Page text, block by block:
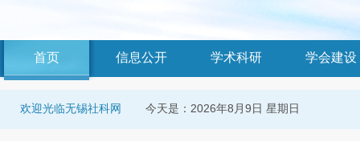
首页 信息公开 学术科研 学会建设
欢迎光临无锡社科网 今天是： 2026年8月9日 星期日